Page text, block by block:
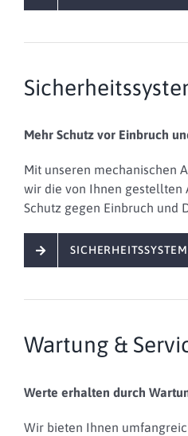
Mehr Schutz vor Einbruch
Mit unseren mechanischen
wir die von Ihnen gestellten
Schutz gegen Einbruch und
Wartung &
Werte erhalten durch
Wir bieten Ihnen